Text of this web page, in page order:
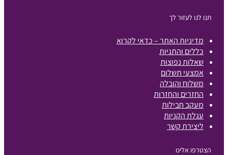
תנו לנו לעזור לך
מדיניות האתר – כדאי לקרוא
כללים והתניות
שאלות נפוצות
אמצעי תשלום
משלוח והובלה
החזרים והחזרות
מעקב חבילות
עגלת הקניות
ליצירת קשר
הצטרפו אלינו